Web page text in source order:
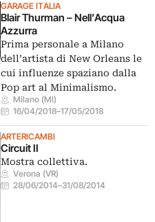
GARAGE ITALIA
Blair Thurman – Nell’Acqua
Azzurra
Prima personale a Milano
dell’artista di New Orleans le
cui influenze spaziano dalla
Pop art al Minimalismo.
Milano (MI)
16/04/2018–17/05/2018
ARTERICAMBI
Circuit II
Mostra collettiva.
Verona (VR)
28/06/2014–31/08/2014